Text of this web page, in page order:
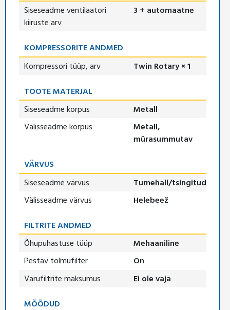
Siseseadme ventilaatori
kiiruste arv
3 + automaatne
KOMPRESSORITE ANDMED
Kompressori tüüp, arv
Twin Rotary × 1
TOOTE MATERJAL
Siseseadme korpus
Metall
Välisseadme korpus
Metall,
mürasummutav
VÄRVUS
Siseseadme värvus
Tumehall/tsingitud
Välisseadme värvus
Helebeež
FILTRITE ANDMED
Õhupuhastuse tüüp
Mehaaniline
Pestav tolmufilter
On
Varufiltrite maksumus
Ei ole vaja
MÕÕDUD